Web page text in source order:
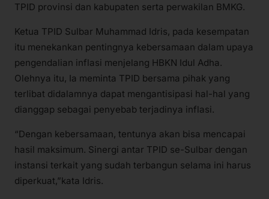
TPID provinsi dan kabupaten serta perwakilan BMKG.
Ketua TPID Sulbar Muhammad Idris, pada kesempatan
itu menekankan pentingnya kebersamaan dalam upaya
pengendalian inflasi menjelang HBKN Idul Adha.
Olehnya itu, Ia meminta TPID bersama pihak yang
terlibat didalamnya dapat mengantisipasi hal-hal yang
dianggap sebagai penyebab terjadinya inflasi.
“Dengan kebersamaan, tentunya akan bisa mencapai
hasil maksimum. Sinergi antar TPID se-Sulbar dengan
instansi terkait yang sudah terbangun selama ini harus
diperkuat,”kata Idris.